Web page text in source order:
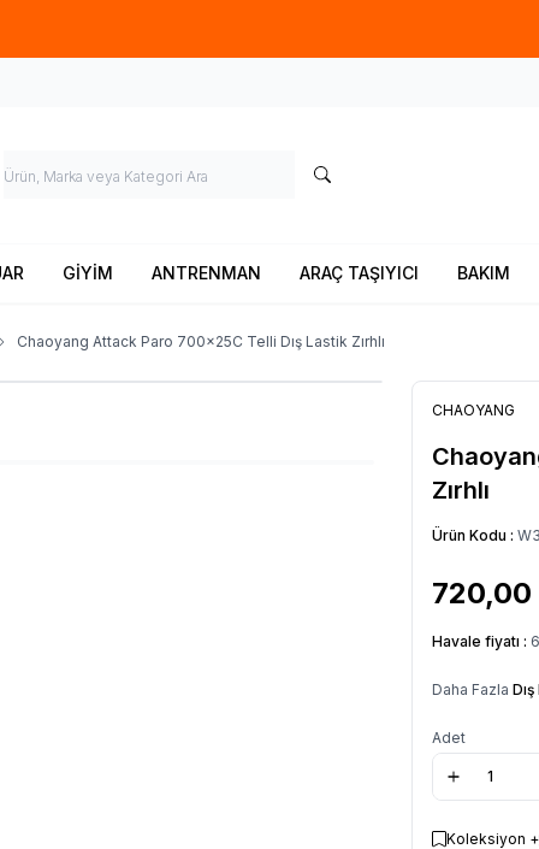
GİYİM ANTRENMAN ARAÇ TAŞIYICI BAKIM
Chaoyang Attack Paro 700x25C Telli Dış Lastik Zırhlı
CHAOYANG
Zırhlı
Ürün Kodu :
720,00
Havale fiyatı :
Daha Fazla
Adet
Koleksiyon +